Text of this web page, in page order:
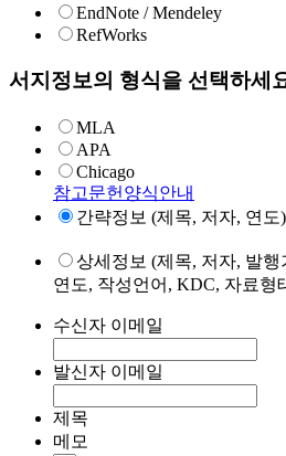
EndNote / Mendeley
RefWorks
서지정보의 형식을 선택하세
MLA
APA
Chicago
참고문헌양식안내
간략정보 (제목, 저자, 연도)
상세정보 (제목, 저자, 발
연도, 작성언어, KDC, 자료형
수신자 이메일
발신자 이메일
제목
메모